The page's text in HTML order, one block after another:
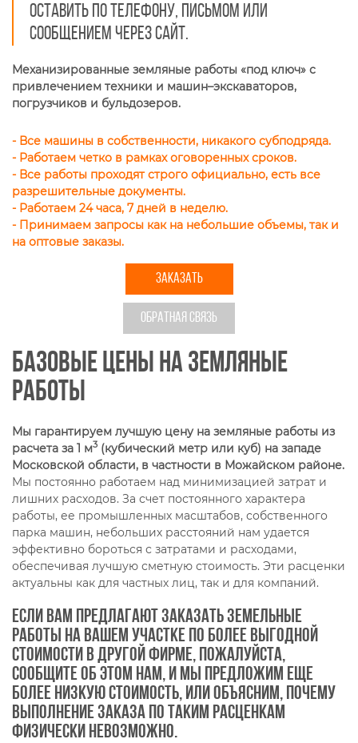
оставить по телефону, письмом или
сообщением через сайт.
Механизированные земляные работы «под ключ» с
привлечением техники и машин–экскаваторов,
погрузчиков и бульдозеров.
- Все машины в собственности, никакого субподряда.
- Работаем четко в рамках оговоренных сроков.
- Все работы проходят строго официально, есть все
разрешительные документы.
- Работаем 24 часа, 7 дней в неделю.
- Принимаем запросы как на небольшие объемы, так и
на оптовые заказы.
ЗАКАЗАТЬ
ОБРАТНАЯ СВЯЗЬ
Базовые цены на земляные
работы
Мы гарантируем лучшую цену на земляные работы из
расчета за 1 м3 (кубический метр или куб) на западе
Московской области, в частности в Можайском районе.
Мы постоянно работаем над минимизацией затрат и
лишних расходов. За счет постоянного характера
работы, ее промышленных масштабов, собственного
парка машин, небольших расстояний нам удается
эффективно бороться с затратами и расходами,
обеспечивая лучшую сметную стоимость. Эти расценки
актуальны как для частных лиц, так и для компаний.
Если вам предлагают заказать земельные
работы на вашем участке по более выгодной
стоимости в другой фирме, пожалуйста,
сообщите об этом нам, и мы предложим еще
более низкую стоимость, или объясним, почему
выполнение заказа по таким расценкам
физически невозможно.